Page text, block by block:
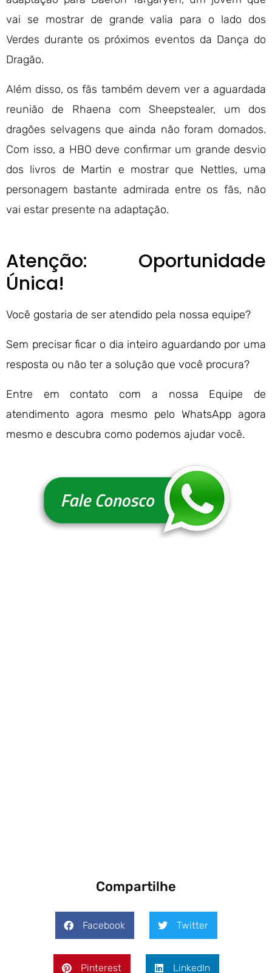
vai se mostrar de grande valia para o lado dos
Verdes durante os próximos eventos da Dança do
Dragão.
Além disso, os fãs também devem ver a aguardada
reunião de Rhaena com Sheepstealer, um dos
dragões selvagens que ainda não foram domados.
Com isso, a HBO deve confirmar um grande desvio
dos livros de Martin e mostrar que Nettles, uma
personagem bastante admirada entre os fãs, não
vai estar presente na adaptação.
Atenção: Oportunidade
Única!
Você gostaria de ser atendido pela nossa equipe?
Sem precisar ficar o dia inteiro aguardando por uma
resposta ou não ter a solução que você procura?
Entre em contato com a nossa Equipe de
atendimento agora mesmo pelo WhatsApp agora
mesmo e descubra como podemos ajudar você.
Compartilhe
Facebook Twitter
Pinterest LinkedIn